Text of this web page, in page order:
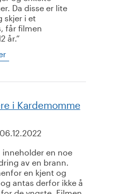
Da disse er lite
skjer i et
får filmen
år.
i Kardemomme
06.12.2022
inneholder en noe
av en brann.
en kjent og
antas derfor ikke å